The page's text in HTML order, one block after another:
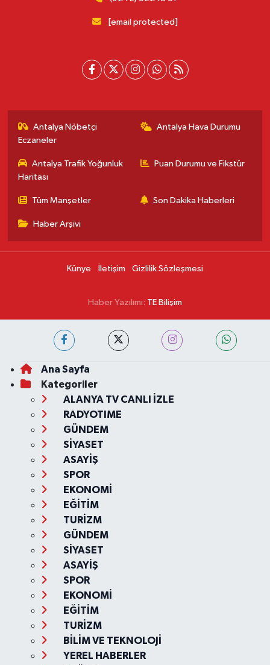
[email protected]
Antalya Nöbetçi
Eczaneler
Antalya Hava Durumu
Antalya Trafik Yoğunluk
Haritası
Puan Durumu ve Fikstür
Tüm Manşetler Son Dakika Haberleri
Haber Arşivi
Künye İletişim Gizlilik Sözleşmesi
Haber Yazılımı: TE Bilişim
Ana Sayfa
Kategoriler
ALANYA TV CANLI İZLE
RADYOTIME
GÜNDEM
SİYASET
ASAYİŞ
SPOR
EKONOMİ
EĞİTİM
TURİZM
GÜNDEM
SİYASET
ASAYİŞ
SPOR
EKONOMİ
EĞİTİM
TURİZM
BİLİM VE TEKNOLOJİ
YEREL HABERLER